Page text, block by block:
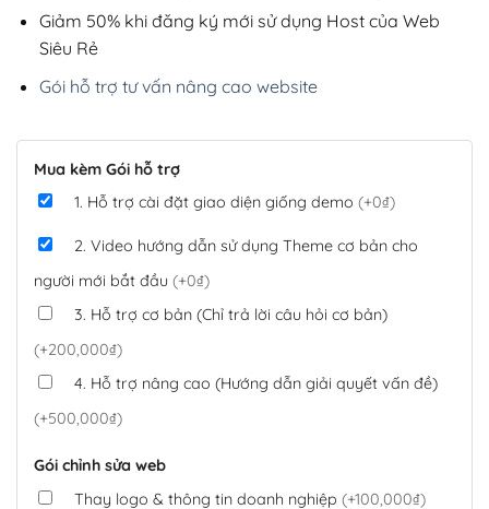
Giảm 50% khi đăng ký mới sử dụng Host của Web
Siêu Rẻ
Gói hỗ trợ tư vấn nâng cao website
Mua kèm Gói hỗ trợ
1. Hỗ trợ cài đặt giao diện giống demo (+0₫)
2. Video hướng dẫn sử dụng Theme cơ bản cho
người mới bắt đầu (+0₫)
3. Hỗ trợ cơ bản (Chỉ trả lời câu hỏi cơ bản)
(+200,000₫)
4. Hỗ trợ nâng cao (Hướng dẫn giải quyết vấn đề)
(+500,000₫)
Gói chỉnh sửa web
Thay logo & thông tin doanh nghiệp (+100,000₫)